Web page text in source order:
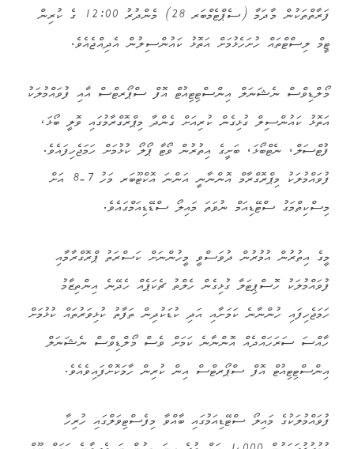
ފަރާތްތަކުން މާދަމާ (ސެޕްޓެމްބަރ 28) މެންދުރު 12:00 ގެ ކުރިން
ޓީމް ލިސްޓްތައް ހުށަހެޅުމަށް އަތޮޅު ކައުންސިލުން އެދިއްޖެއެވެ.
މޯލްޑިވްސް ނެޝަނަލް އިންސްޓިޓިއުޓް އޮފް ސްޕޯރޓްސް އާއި ފުވައްމުލަކު
އަތޮޅު ކައުންސިލް ގުޅިގެން ކުރިއަށް ގެންދާ މިޕްރޮގްރާމުގައި ވޮލީ ބޯޅަ،
ފުޓްސަލް، ނެޓްބޯޅަ، ބަށީގެ އިތުރުން ވޯޓާ ޕޯލޯ ކުޅުމަށް ހަމަޖެހިފައެވެ.
ފުވައްމުލަކު މިޕްރޮގްރާމް އޮންނާނީ އަންނަ އޮކްޓޫބަރ މަހު 7-8 އަށް
މިސްކިތްމަގު ސްޓޭޑިއަމް ނުވަތަ މައިލޯ ސްޑޭޑިއަމްގައެވެ.
މީގެ އިތުރުން އުމުރުން ދުވަސްވީ މީހުންނަށް ކަސްރަތު ޕްރޮގްރާމާއި
ފުވައްމުލަކު ހޮސްޕިޓަލާ ގުޅިގެން ހެލްތު ޗެކަޕެއް ހެދޭނެ އިންތިޒާމު
ހަމަޖެހިފައި ހުންނާނެ ކަމަށާއި އަދި ކުޑަކުދިން ތަފާތު ކުޅިވަރުތައް ކުޅުމަށް
ހާއްސަ ސަރަހައްދެއް އޮންނާނެ ކަމަށް ވެސް މޯލްޑިވްސް ނެޝަނަލް
އިންސްޓިޓިއުޓް އޮފް ސްޕޯރޓްސް އިން ކުރިން ހާމަކޮށްފައިވެއެވެ.
ފުވައްމުލަކުގެ މައިލޯ ސްޓޭޑިއަމުގައި ބާއްވާ މިފެސްޓިވަލްގައި ހުރިހާ